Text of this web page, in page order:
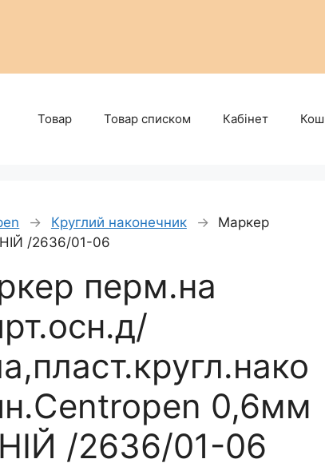
Товар Товар списком Кабінет
→ Круглий наконечник →
Маркер
/2636/01-06
перм.на
0,6мм
/2636/01-06